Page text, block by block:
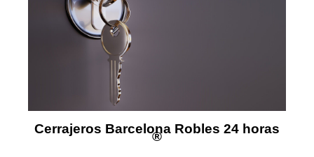
Cerrajeros Barcelona Robles 24 horas
®